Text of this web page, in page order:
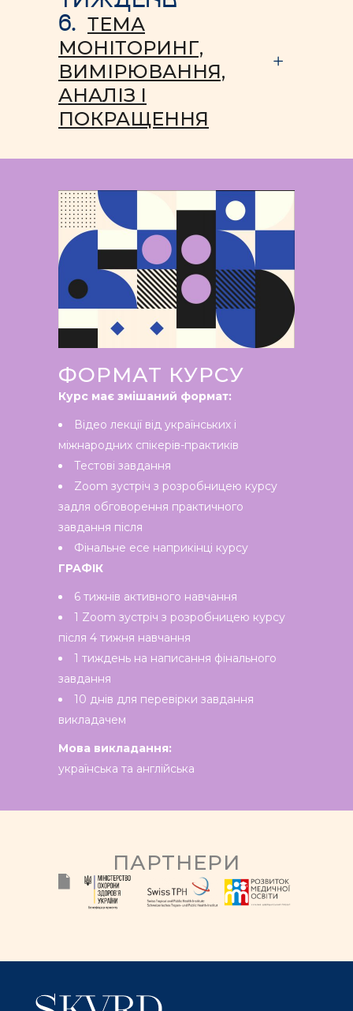
6. ТЕМА
МОНІТОРИНГ,
ВИМІРЮВАННЯ,
АНАЛІЗ І
ПОКРАЩЕННЯ
ФОРМАТ КУРСУ
Курс має змішаний формат:
Відео лекції від українських і
міжнародних спікерів-практиків
Тестові завдання
Zoom зустріч з розробницею курсу
задля обговорення практичного
завдання після
Фінальне есе наприкінці курсу
ГРАФІК
6 тижнів активного навчання
1 Zoom зустріч з розробницею курсу
після 4 тижня навчання
1 тиждень на написання фінального
завдання
10 днів для перевірки завдання
викладачем
Мова викладання:
українська та англійська
ПАРТНЕРИ